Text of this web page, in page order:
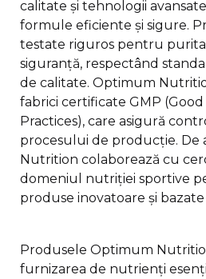
calitate și tehnologii
formule eficiente și sigure.
testate riguros pentru
siguranță, respectând
de calitate. Optimum
fabrici certificate GMP
Practices), care asigură
procesului de producție. De
Nutrition colaborează cu
domeniul nutriției sportive
produse inovatoare și
Produsele Optimum
furnizarea de nutrienți